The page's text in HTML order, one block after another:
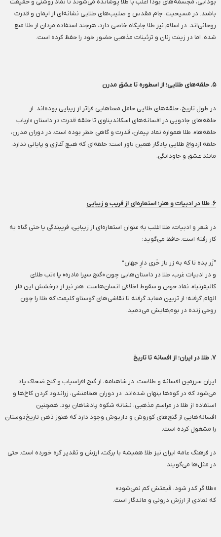
بودایی، مجسمه‌های بودا اغلب با طلا پوشانده می‌شوند تا نماد روشنی و حقیقت
باشند. در مسیحیت، جام مقدس و صلیب‌های طلایی نشانه‌ای از ایمان و قدرت
روحانی‌اند. در اسلام نیز طلا جایگاه خاصی دارد، هرچند استفاده مردان از طلا منع
شده، اما در زینت زنان و تزئینات مذهبی حضور خود را حفظ کرده است.
۵. حلقه‌های طلایی؛ از اسطوره تا عشق مدرن
در طول تاریخ، حلقه‌های طلایی حامل معناهایی فراتر از زیبایی بوده‌اند. از
حلقه‌های جادویی در افسانه‌های اسکاندیناوی تا حلقه قدرت در داستان «ارباب
حلقه‌ها»، طلا همواره نماد پیمان، قدرت و گاهی خطر بوده است. در دوران مدرن،
حلقه ازدواج طلایی یادگار همین باور است: حلقه‌ای که هیچ آغازی و پایانی ندارد،
مانند عشق و جاودانگی.
۶. طلا در ادبیات و هنر؛ استعاره‌ای از فریب و زیبایی
در شعر و ادبیات، طلا اغلب به عنوان استعاره‌ای از زیبایی، فریبندگی یا حتی گناه به
کار رفته است. حافظ می‌گوید:
“زَر بده تا که به زر باز خَری دارِ جهان”
و در ادبیات غرب، طلا در داستان‌هایی چون «گنج سیرا مادره» یا «تب طلای
کالیفرنیا»، نماد حرص و سقوط اخلاقی انسان‌هاست. هنر نیز از درخشش این فلز
الهام گرفته؛ از تزیین معابد گرفته تا نقاشی‌های گوستاو کلیمت که طلا را چون
روحی زنده در بوم‌هایش می‌دمید.
۷. طلا در ایران؛ از افسانه تا تاریخ
ایران سرزمین افسانه و طلاست. در شاهنامه، از گنج افراسیاب و گنج ضحاک یاد
می‌شود که در کوه‌ها پنهان شده‌اند. در دوران هخامنشی، زراندود کردن کاخ‌ها و
استفاده از طلا در مراسم مذهبی، نشانه شکوه پادشاهان بود. همچنین
افسانه‌هایی از گنج‌های کوروش و داریوش وجود دارد که هنوز ذهن تاریخ‌دوستان
را مشغول کرده است.
در فرهنگ عامه ایران نیز طلا همیشه با برکت، ارزش و تقدیر گره خورده است. حتی
در مثل‌ها می‌گویند:
«طلا گر کدر شود، قیمتش کم نمی‌شود»
که نمادی از ارزش درونی و ماندگار است.